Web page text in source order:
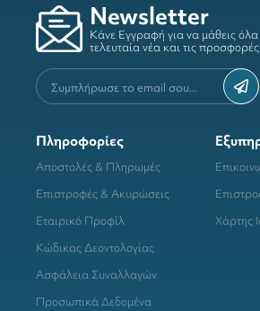
Newsletter
Κάνε Εγγραφή για να μάθεις όλα
τελευταία νέα και τις προσφορές
Πληροφορίες
Αποστολές & Πληρωμές
Επιστροφές & Ακυρώσεις
Εταιρικό Προφίλ
Κώδικας Δεοντολογίας
Ασφάλεια Συναλλαγών
Προσωπικά Δεδομένα
Χάρτης